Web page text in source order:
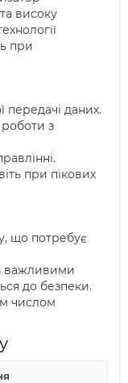
високу
при
передачі даних.
з
при пікових
що потребує
важливими
до безпеки.
числом